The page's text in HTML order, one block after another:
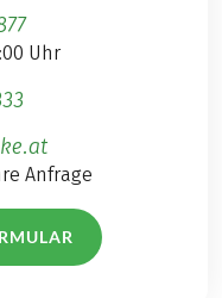
Uhr
Anfrage